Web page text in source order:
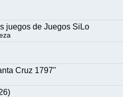
juegos de Juegos SiLo
Cruz 1797"